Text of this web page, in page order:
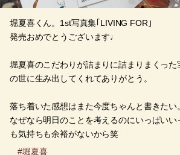
堀夏喜くん。1st写真集｢LIVING FOR｣
発売おめでとうございます♩
堀夏喜のこだわりが詰まりに詰まりまくった
の世に生み出してくれてありがとう。
落ち着いた感想はまた今度ちゃんと書きたい
なぜなら明日のことを考えるのにいっぱいい
も気持ちも余裕がないから笑
#堀夏喜